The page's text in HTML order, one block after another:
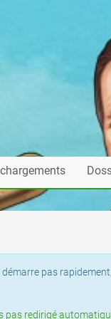
pas
pas redirigé